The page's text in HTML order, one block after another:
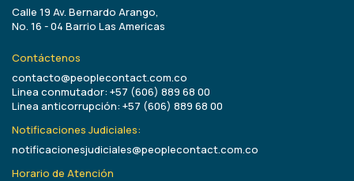
Calle 19 Av. Bernardo Arango,
No. 16 - 04 Barrio Las Americas
Contáctenos
contacto@peoplecontact.com.co
Linea conmutador: +57 (606) 889 68 00
Linea anticorrupción: +57 (606) 889 68 00
Notificaciones Judiciales:
notificacionesjudiciales@peoplecontact.com.co
Horario de Atención